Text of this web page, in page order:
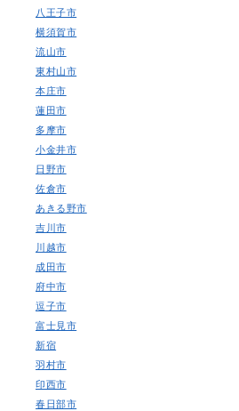
八王子市
横須賀市
流山市
東村山市
本庄市
蓮田市
多摩市
小金井市
日野市
佐倉市
あきる野市
吉川市
川越市
成田市
府中市
逗子市
富士見市
新宿
羽村市
印西市
春日部市